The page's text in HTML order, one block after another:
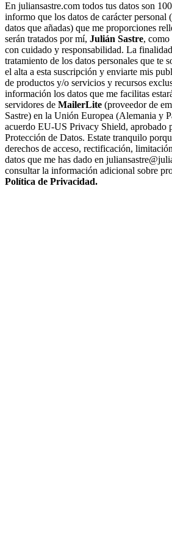
En juliansastre.com todos tus datos son
informo que los datos de carácter personal
datos que añadas) que me proporciones
serán tratados por mí, Julián Sastre, como
con cuidado y responsabilidad. La
tratamiento de los datos personales que te
el alta a esta suscripción y enviarte mis
de productos y/o servicios y recursos
información los datos que me facilitas
servidores de MailerLite (proveedor de
Sastre) en la Unión Europea (Alemania y
acuerdo EU-US Privacy Shield, aprobado
Protección de Datos. Estate tranquilo
derechos de acceso, rectificación,
datos que me has dado en
consultar la información adicional sobre
Política de Privacidad.